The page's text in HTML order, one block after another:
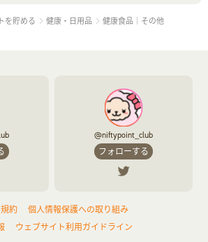
マタニティ
ンタメ
航空券・宿泊
を貯める 健康・日用品 健康食品｜その他
@niftypoint_club
フォローする
約
個人情報保護への取り組み
ウェブサイト利用ガイドライン